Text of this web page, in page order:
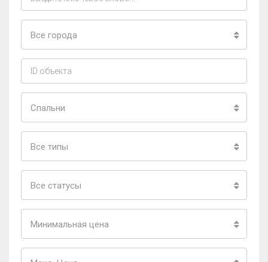
Все города
Спальни
Все типы
Все статусы
Минимальная цена